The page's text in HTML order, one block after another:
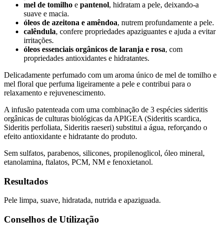
mel de tomilho e pantenol, hidratam a pele, deixando-a
suave e macia.
óleos de azeitona e amêndoa, nutrem profundamente a pele.
calêndula, confere propriedades apaziguantes e ajuda a evitar
irritações.
óleos essenciais orgânicos de laranja e rosa, com
propriedades antioxidantes e hidratantes.
Delicadamente perfumado com um aroma único de mel de tomilho e
mel floral que perfuma ligeiramente a pele e contribui para o
relaxamento e rejuvenescimento.
A infusão patenteada com uma combinação de 3 espécies sideritis
orgânicas de culturas biológicas da APIGEA (Sideritis scardica,
Sideritis perfoliata, Sideritis raeseri) substitui a água, reforçando o
efeito antioxidante e hidratante do produto.
Sem sulfatos, parabenos, silicones, propilenoglicol, óleo mineral,
etanolamina, ftalatos, PCM, NM e fenoxietanol.
Resultados
Pele limpa, suave, hidratada, nutrida e apaziguada.
Conselhos de Utilização